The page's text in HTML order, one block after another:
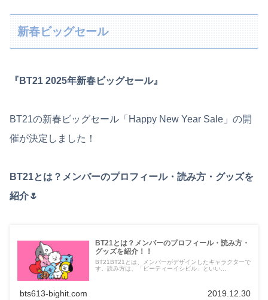
新春ビッグセール
『BT21 2025年新春ビッグセール』
BT21の新春ビッグセール「Happy New Year Sale」の開
催が決定しました！
BT21とは？メンバーのプロフィール・読み方・グッズを
紹介🌷
BT21とは？メンバーのプロフィール・読み方・
グッズを紹介！！
BT21BT21とは、メンバーがデザインしたキャラクターで
す。読み方は、「ビーティーイシビル」といい...
bts613-bighit.com 2019.12.30